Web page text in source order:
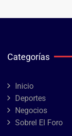
Categorías
Inicio
Deportes
Negocios
Sobrel El Foro